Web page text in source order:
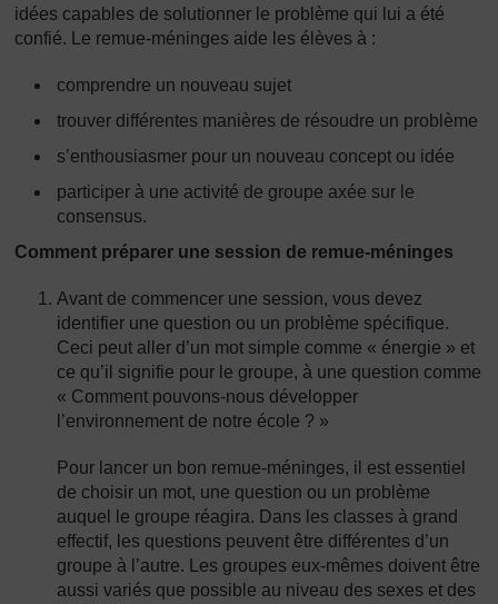
idées capables de solutionner le problème qui lui a été
confié. Le remue-méninges aide les élèves à :
comprendre un nouveau sujet
trouver différentes manières de résoudre un problème
s’enthousiasmer pour un nouveau concept ou idée
participer à une activité de groupe axée sur le
consensus.
Comment préparer une session de remue-méninges
Avant de commencer une session, vous devez
identifier une question ou un problème spécifique.
Ceci peut aller d’un mot simple comme « énergie » et
ce qu’il signifie pour le groupe, à une question comme
« Comment pouvons-nous développer
l’environnement de notre école ? »
Pour lancer un bon remue-méninges, il est essentiel
de choisir un mot, une question ou un problème
auquel le groupe réagira. Dans les classes à grand
effectif, les questions peuvent être différentes d’un
groupe à l’autre. Les groupes eux-mêmes doivent être
aussi variés que possible au niveau des sexes et des